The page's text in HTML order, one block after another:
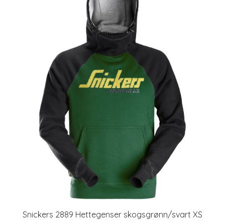
Snickers 2889 Hettegenser skogsgrønn/svart XS